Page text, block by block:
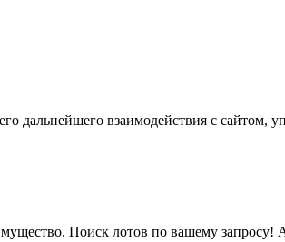
дальнейшего взаимодействия с сайтом,
Поиск лотов по вашему запросу!